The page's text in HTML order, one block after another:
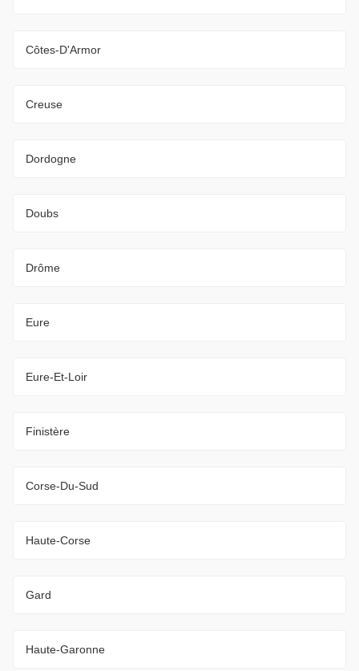
Côtes-D'Armor
Creuse
Dordogne
Doubs
Drôme
Eure
Eure-Et-Loir
Finistère
Corse-Du-Sud
Haute-Corse
Gard
Haute-Garonne